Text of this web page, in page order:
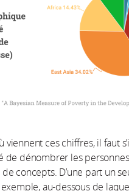
viennent ces chiffres, il faut
de dénombrer les
concepts. D’une part un
au-dessous de